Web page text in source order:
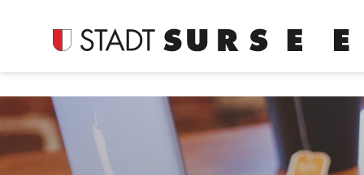
Kopfzeile
Suche
Inhalt